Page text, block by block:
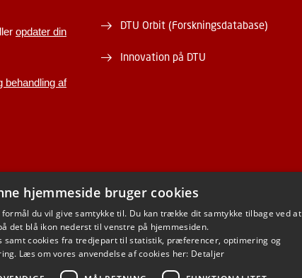
opdater din
behandling af
DTU Orbit (Forskningsdatabase)
Innovation på DTU
hjemmeside bruger cookies
du vil give samtykke til. Du kan trække dit samtykke tilbage ved at
det blå ikon nederst til venstre på hjemmesiden.
samt cookies fra tredjepart til statistik, præferencer, optimering og
Læs om vores anvendelse af cookies her: Detaljer